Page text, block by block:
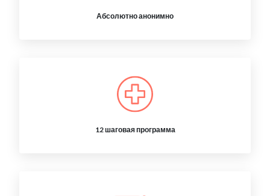
Абсолютно анонимно
12 шаговая программа